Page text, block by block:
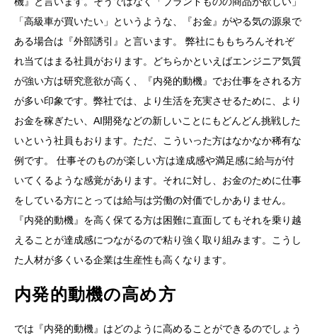
「高級車が買いたい」というような、『お金』がやる気の源泉で
ある場合は『外部誘引』と言います。 弊社にももちろんそれぞ
れ当てはまる社員がおります。どちらかといえばエンジニア気質
が強い方は研究意欲が高く、『内発的動機』でお仕事をされる方
が多い印象です。弊社では、より生活を充実させるために、より
お金を稼ぎたい、AI開発などの新しいことにもどんどん挑戦した
いという社員もおります。ただ、こういった方はなかなか稀有な
例です。 仕事そのものが楽しい方は達成感や満足感に給与が付
いてくるような感覚があります。それに対し、お金のために仕事
をしている方にとっては給与は労働の対価でしかありません。
『内発的動機』を高く保てる方は困難に直面してもそれを乗り越
えることが達成感につながるので粘り強く取り組みます。こうし
た人材が多くいる企業は生産性も高くなります。
内発的動機の高め方
では『内発的動機』はどのように高めることができるのでしょう